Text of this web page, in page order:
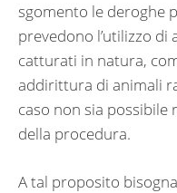
sgomento le deroghe
prevedono l’utilizzo di
catturati in natura,
addirittura di animali
caso non sia
della procedura.
A tal proposito